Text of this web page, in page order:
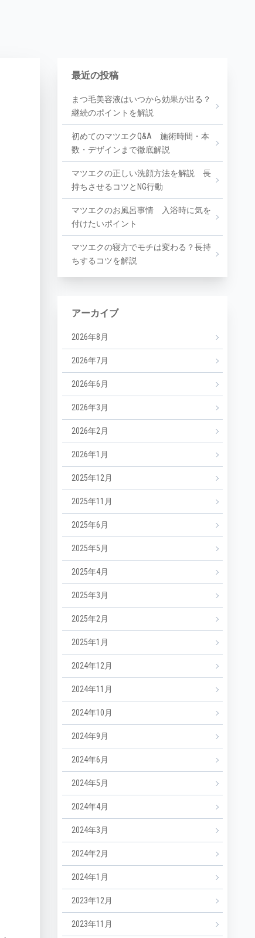
最近の投稿
まつ毛美容液はいつから効果が出る？
継続のポイントを解説
初めてのマツエクQ&A 施術時間・本
数・デザインまで徹底解説
マツエクの正しい洗顔方法を解説 長
持ちさせるコツとNG行動
マツエクのお風呂事情 入浴時に気を
付けたいポイント
マツエクの寝方でモチは変わる？長持
ちするコツを解説
アーカイブ
2026年8月
2026年7月
2026年6月
2026年3月
2026年2月
2026年1月
2025年12月
2025年11月
2025年6月
2025年5月
2025年4月
2025年3月
2025年2月
2025年1月
2024年12月
2024年11月
2024年10月
2024年9月
2024年6月
2024年5月
2024年4月
2024年3月
2024年2月
2024年1月
2023年12月
2023年11月